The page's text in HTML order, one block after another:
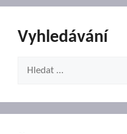
Vyhledávání